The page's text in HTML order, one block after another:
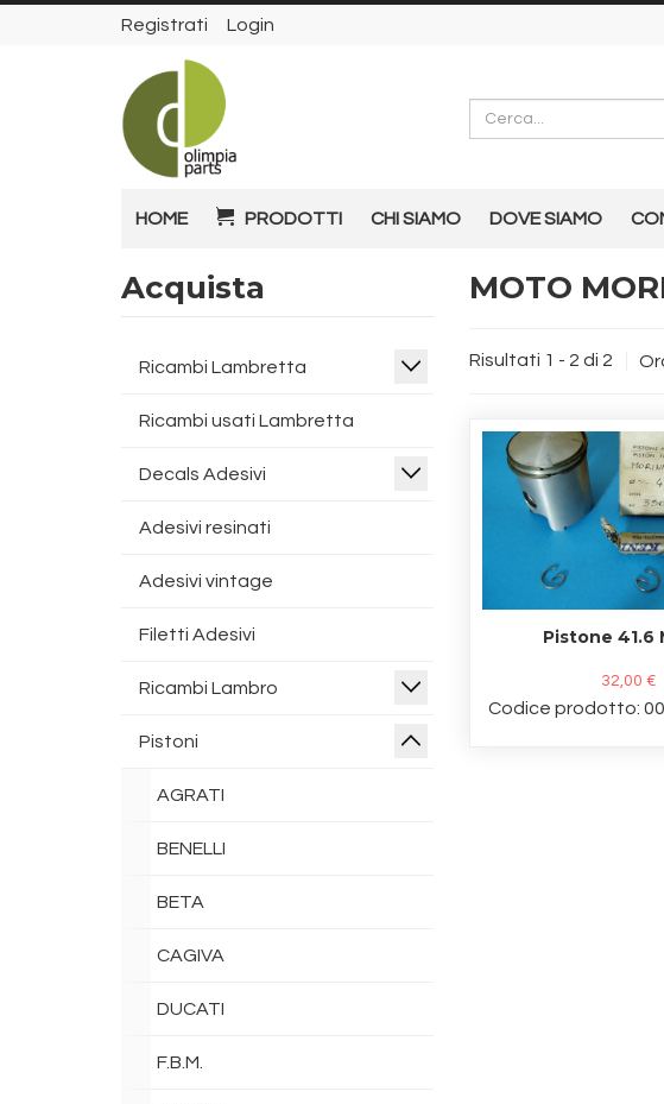
Registrati Login
Cerca
HOME PRODOTTI CHI SIAMO DOVE SIAMO
MOTO
Risultati 1 - 2 di 2
Pistone 41.6
32,00 €
Codice prodotto:
Acquista
Ricambi Lambretta
Ricambi usati Lambretta
Decals Adesivi
Adesivi resinati
Adesivi vintage
Filetti Adesivi
Ricambi Lambro
Pistoni
AGRATI
BENELLI
BETA
CAGIVA
DUCATI
F.B.M.